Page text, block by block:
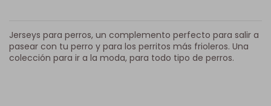
Jerseys para perros, un complemento perfecto para salir a
pasear con tu perro y para los perritos más frioleros. Una
colección para ir a la moda, para todo tipo de perros.